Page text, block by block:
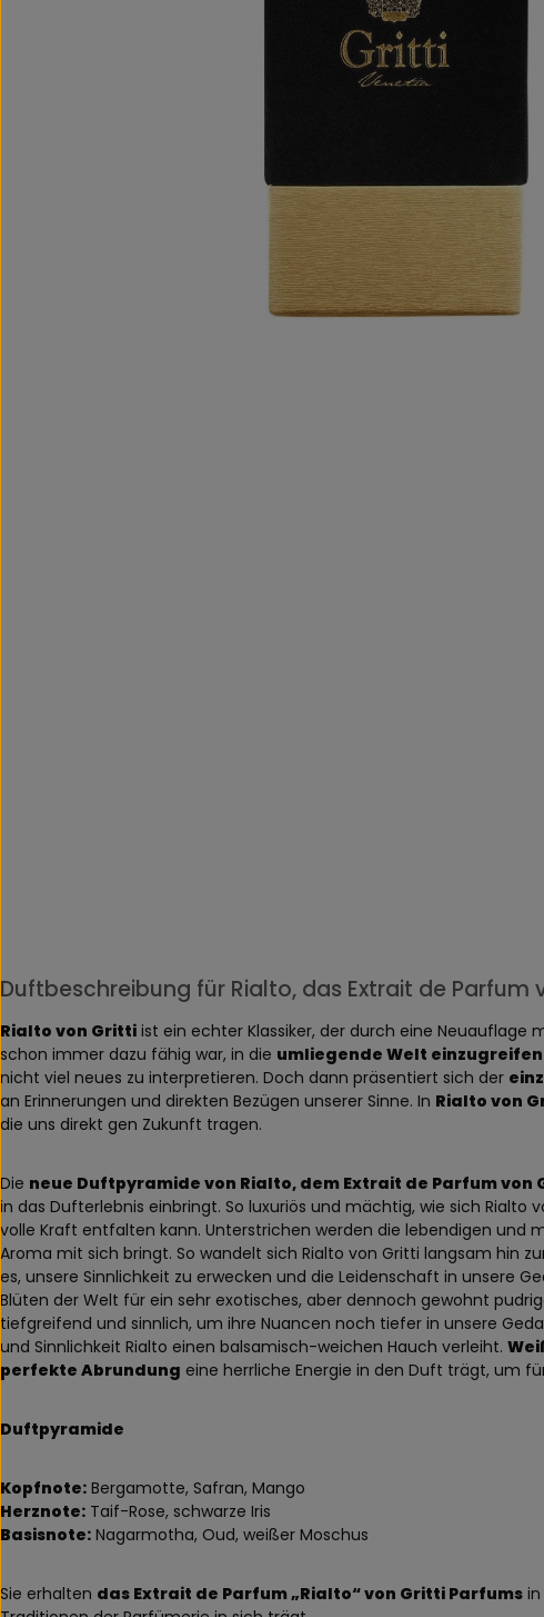
Duftbeschreibung für Rialto, das Extrait de Parfum
Rialto von Gritti ist ein echter Klassiker, der durch eine
schon immer dazu fähig war, in die umliegende Welt einzugreifen
nicht viel neues zu interpretieren. Doch dann präsentiert sich der
an Erinnerungen und direkten Bezügen unserer Sinne. In Rialto von
die uns direkt gen Zukunft tragen.
Die neue Duftpyramide von Rialto, dem Extrait de Parfum von
in das Dufterlebnis einbringt. So luxuriös und mächtig, wie sich
volle Kraft entfalten kann. Unterstrichen werden die lebendigen und
Aroma mit sich bringt. So wandelt sich Rialto von Gritti langsam hin
es, unsere Sinnlichkeit zu erwecken und die Leidenschaft in unsere
Blüten der Welt für ein sehr exotisches, aber dennoch gewohnt
tiefgreifend und sinnlich, um ihre Nuancen noch tiefer in unsere
und Sinnlichkeit Rialto einen balsamisch-weichen Hauch verleiht.
perfekte Abrundung eine herrliche Energie in den Duft trägt, um
Duftpyramide
Kopfnote: Bergamotte, Safran, Mango
Herznote: Taif-Rose, schwarze Iris
Basisnote: Nagarmotha, Oud, weißer Moschus
Sie erhalten das Extrait de Parfum „Rialto“ von Gritti Parfums